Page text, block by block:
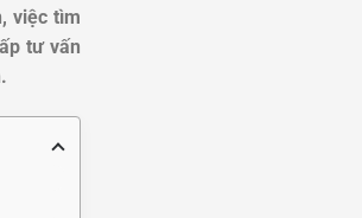
việc tìm
tư vấn